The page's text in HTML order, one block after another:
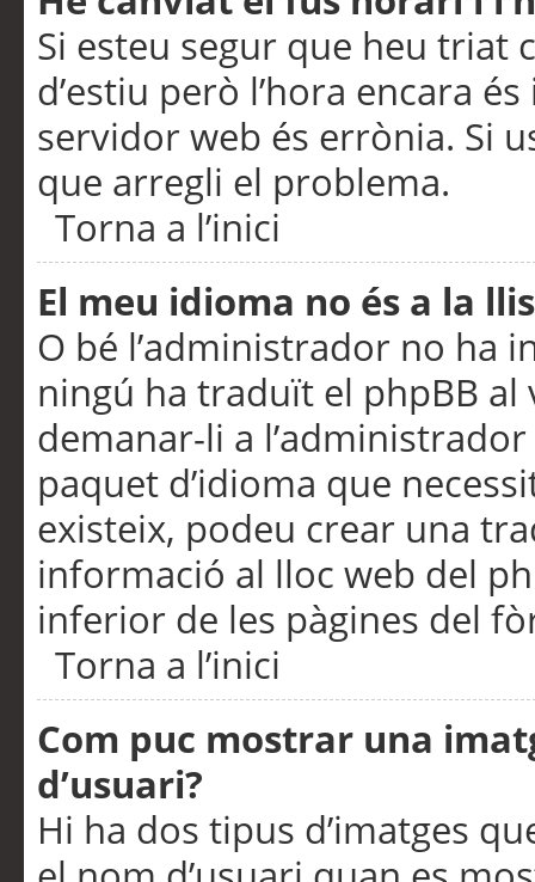
Si esteu segur que heu triat
d’estiu però l’hora encara
servidor web és errònia. Si
que arregli el problema.
Torna a l’inici
El meu idioma no és a la
O bé l’administrador no ha
ningú ha traduït el phpBB
demanar-li a
paquet d’idioma que
existeix, podeu crear una
informació al lloc web del
inferior de les pàgines del
Torna a l’inici
Com puc mostrar una
d’usuari?
Hi ha dos tipus d’imatges